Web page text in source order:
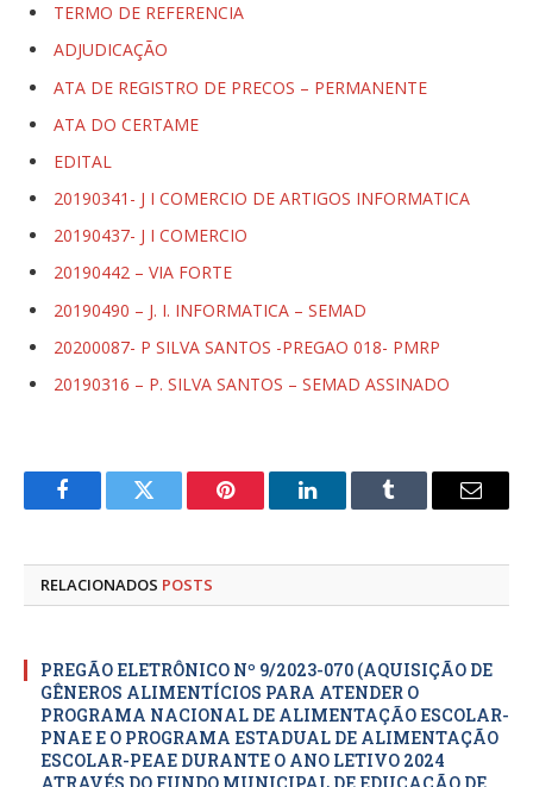
TERMO DE REFERENCIA
ADJUDICAÇÃO
ATA DE REGISTRO DE PRECOS – PERMANENTE
ATA DO CERTAME
EDITAL
20190341- J I COMERCIO DE ARTIGOS INFORMATICA
20190437- J I COMERCIO
20190442 – VIA FORTE
20190490 – J. I. INFORMATICA – SEMAD
20200087- P SILVA SANTOS -PREGAO 018- PMRP
20190316 – P. SILVA SANTOS – SEMAD ASSINADO
FacebookTwitter Pinterest LinkedInTumblr
E-
RELACIONADOS POSTS
PREGÃO ELETRÔNICO Nº 9/2023-070 (AQUISIÇÃO DE
GÊNEROS ALIMENTÍCIOS PARA ATENDER O
PROGRAMA NACIONAL DE ALIMENTAÇÃO ESCOLAR-
PNAE E O PROGRAMA ESTADUAL DE ALIMENTAÇÃO
ESCOLAR-PEAE DURANTE O ANO LETIVO 2024